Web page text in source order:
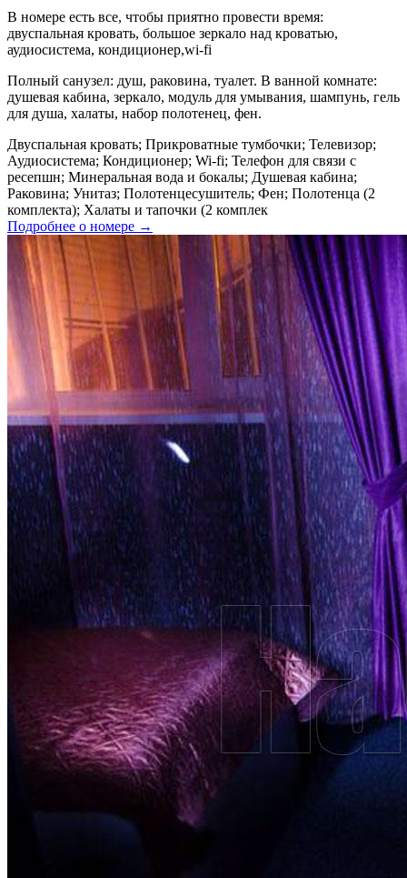
В номере есть все, чтобы приятно провести время:
двуспальная кровать, большое зеркало над кроватью,
аудиосистема, кондиционер,wi-fi
Полный санузел: душ, раковина, туалет. В ванной комнате:
душевая кабина, зеркало, модуль для умывания, шампунь, гель
для душа, халаты, набор полотенец, фен.
Двуспальная кровать; Прикроватные тумбочки; Телевизор;
Аудиосистема; Кондиционер; Wi-fi; Телефон для связи с
ресепшн; Минеральная вода и бокалы; Душевая кабина;
Раковина; Унитаз; Полотенцесушитель; Фен; Полотенца (2
комплекта); Халаты и тапочки (2 комплек
Подробнее о номере →